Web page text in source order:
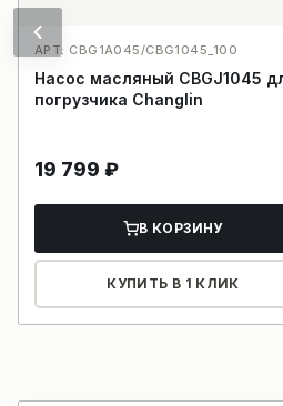
АРТ: CBG1A045/CBG1045_100
Насос масляный CBGJ1045
погрузчика Changlin
19 799 ₽
В КОРЗИНУ
КУПИТЬ В 1 КЛИК